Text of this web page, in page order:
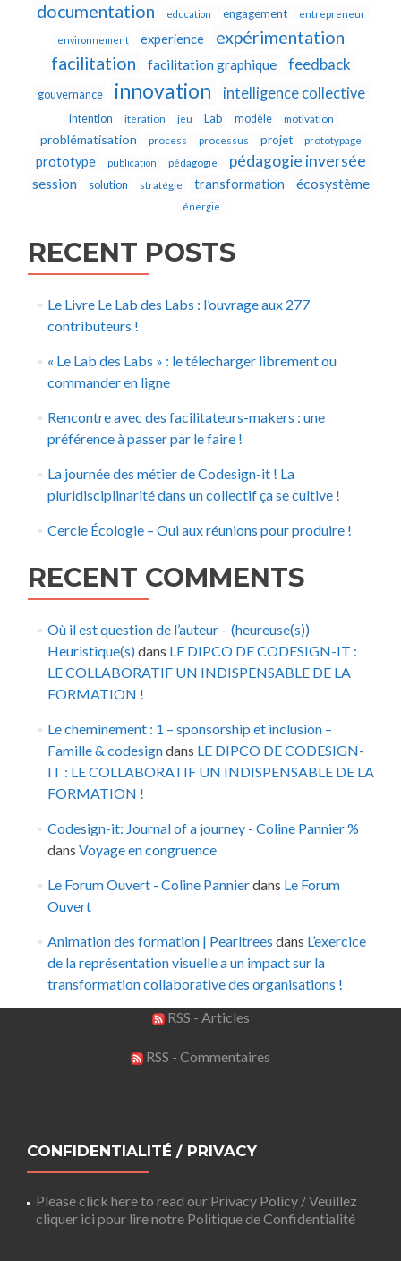
documentation education engagement entrepreneur
environnement experience
expérimentation
facilitation
facilitation graphique feedback
gouvernance innovation intelligence collective
intention itération jeu Lab modèle motivation
problématisation process processus projet prototypage
prototype publication pédagogie pédagogie inversée
session solution stratégie transformation écosystème
énergie
RECENT POSTS
Le Livre Le Lab des Labs : l’ouvrage aux 277
contributeurs !
« Le Lab des Labs » : le télecharger librement ou
commander en ligne
Rencontre avec des facilitateurs-makers : une
préférence à passer par le faire !
La journée des métier de Codesign-it ! La
pluridisciplinarité dans un collectif ça se cultive !
Cercle Écologie – Oui aux réunions pour produire !
RECENT COMMENTS
Où il est question de l’auteur – (heureuse(s))
Heuristique(s)dans LE DIPCO DE CODESIGN-IT :
LE COLLABORATIF UN INDISPENSABLE DE LA
FORMATION !
Le cheminement : 1 – sponsorship et inclusion –
Famille & codesigndans LE DIPCO DE CODESIGN-
IT : LE COLLABORATIF UN INDISPENSABLE DE LA
FORMATION !
Codesign-it: Journal of a journey - Coline Pannier %
dans Voyage en congruence
Le Forum Ouvert - Coline Pannierdans Le Forum
Ouvert
Animation des formation | Pearltrees dans L’exercice
de la représentation visuelle a un impact sur la
transformation collaborative des organisations !
RSS - Articles
RSS - Commentaires
CONFIDENTIALITÉ / PRIVACY
Please click here to read our Privacy Policy / Veuillez
cliquer ici pour lire notre Politique de Confidentialité